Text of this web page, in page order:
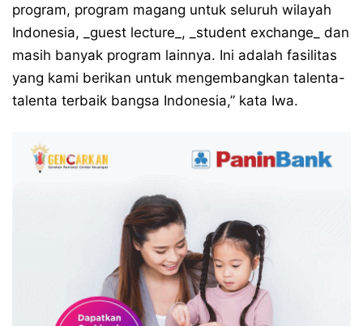
program, program magang untuk seluruh wilayah
Indonesia, _guest lecture_, _student exchange_ dan
masih banyak program lainnya. Ini adalah fasilitas
yang kami berikan untuk mengembangkan talenta-
talenta terbaik bangsa Indonesia,” kata Iwa.